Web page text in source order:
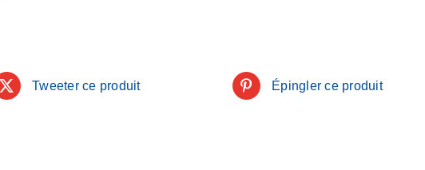
Tweeter ce produit Épingler ce produit